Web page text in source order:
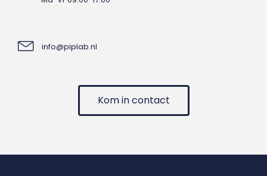
info@piplab.nl
Kom in contact